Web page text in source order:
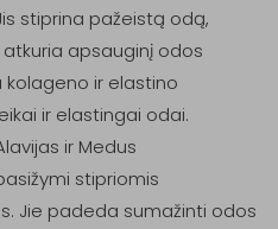
stiprina pažeistą odą,
apsauginį odos
ir elastino
ir elastingai odai.
ir Medus
stipriomis
Jie padeda sumažinti odos